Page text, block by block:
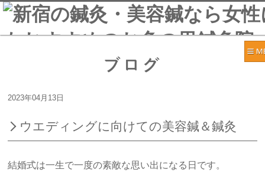
ブログ
2023年04月13日
ウエディングに向けての美容鍼＆鍼灸
結婚式は一生で一度の素敵な思い出になる日です。